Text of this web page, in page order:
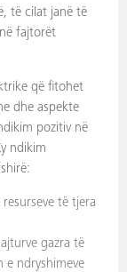
të cilat janë të
fajtorët
që fitohet
dhe aspekte
pozitiv në
ndikim
të tjera
gazra të
e ndryshimeve